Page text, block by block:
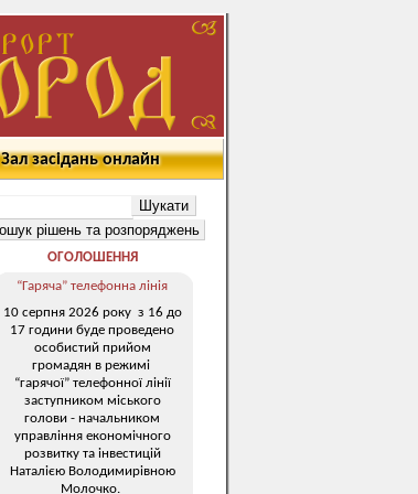
Зал засідань онлайн
ОГОЛОШЕННЯ
“Гаряча” телефонна лінія
10 серпня 2026 року з 16 до
17 години буде проведено
особистий прийом
громадян в режимі
“гарячої” телефонної лінії
заступником міського
голови - начальником
управління економічного
розвитку та інвестицій
Наталією Володимирівною
Молочко.